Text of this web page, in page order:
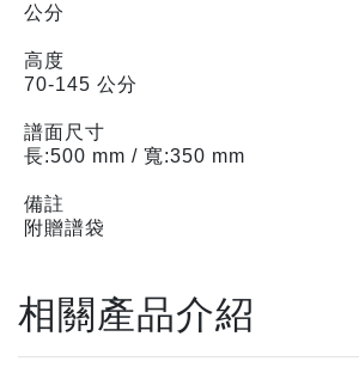
公分
高度
70-145 公分
譜面尺寸
長:500 mm / 寬:350 mm
備註
附贈譜袋
相關產品介紹